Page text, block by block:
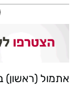
אתמול (ראשון)